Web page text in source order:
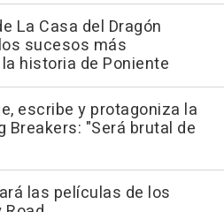
La Casa del Dragón
sucesos más
historia de Poniente
escribe y protagoniza la
Breakers: "Será brutal de
las películas de los